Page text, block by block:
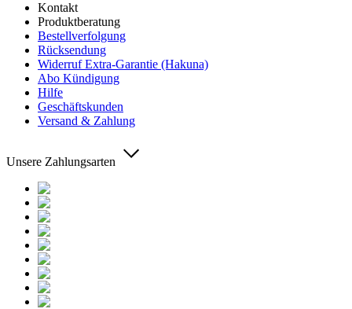
Kontakt
Produktberatung
Bestellverfolgung
Rücksendung
Widerruf Extra-Garantie (Hakuna)
Abo Kündigung
Hilfe
Geschäftskunden
Versand & Zahlung
Unsere Zahlungsarten